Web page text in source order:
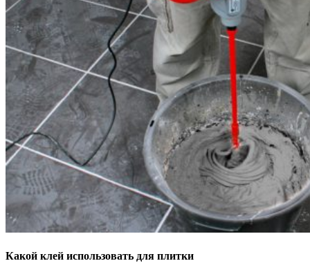
Какой клей использовать для плитки